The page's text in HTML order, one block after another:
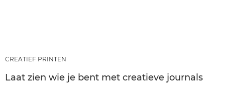
CREATIEF PRINTEN
Laat zien wie je bent met creatieve journals